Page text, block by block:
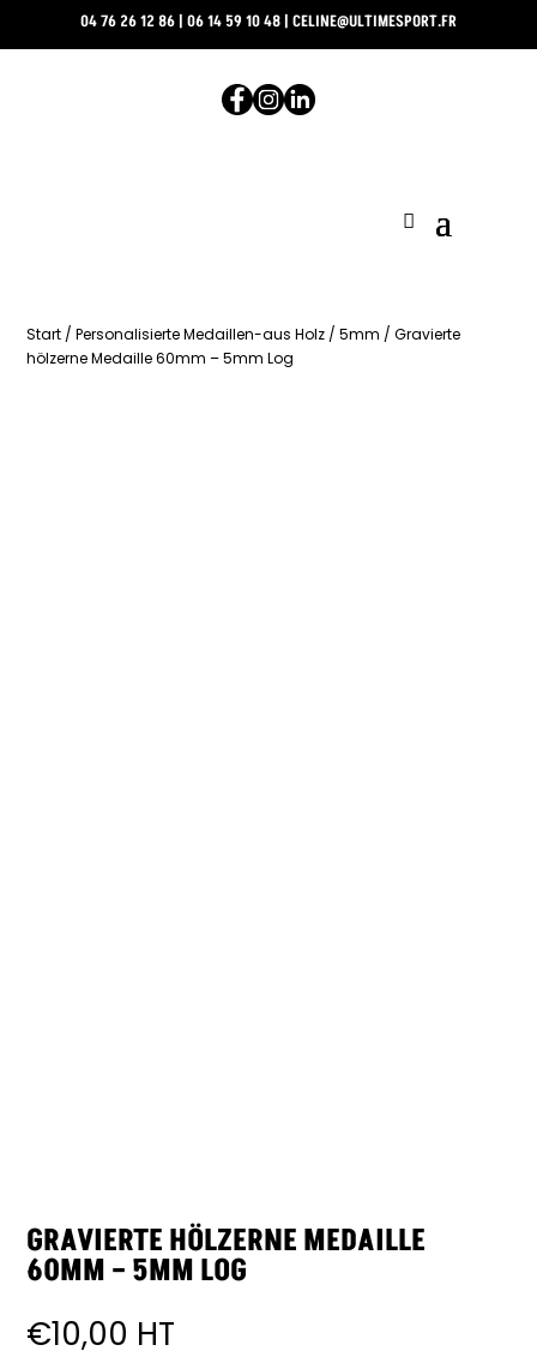
04 76 26 12 86 | 06 14 59 10 48 | CELINE@ULTIMESPORT.FR
Start /Personalisierte Medaillen-aus Holz /5mm / Gravierte
hölzerne Medaille 60mm – 5mm Log
GRAVIERTE HÖLZERNE MEDAILLE
60MM – 5MM LOG
€10,00 HT